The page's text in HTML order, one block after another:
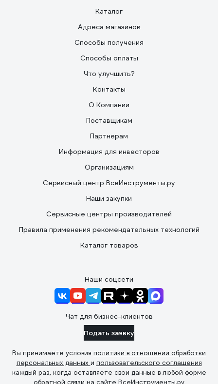
Каталог
Адреса магазинов
Способы получения
Способы оплаты
Что улучшить?
Контакты
О Компании
Поставщикам
Партнерам
Информация для инвесторов
Организациям
Сервисный центр ВсеИнструменты.ру
Наши закупки
Сервисные центры производителей
Правила применения рекомендательных технологий
Каталог товаров
Наши соцсети
Чат для бизнес-клиентов
Подать заявку
Вы принимаете условия политики в отношении обработки
персональных данных и пользовательского соглашения
каждый раз, когда оставляете свои данные в любой форме
обратной связи на сайте ВсеИнструменты.ру